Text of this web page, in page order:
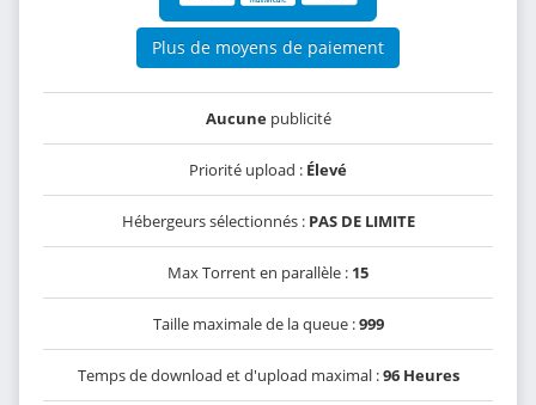
Plus de moyens de paiement
Aucunepublicité
Priorité upload : Élevé
Hébergeurs sélectionnés : PAS DE LIMITE
Max Torrent en parallèle : 15
Taille maximale de la queue :999
Temps de download et d'upload maximal :96 Heures